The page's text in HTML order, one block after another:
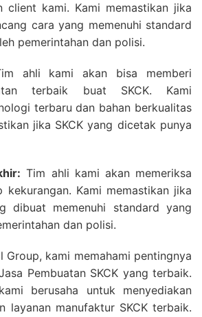
client kami. Kami memastikan jika
cara yang memenuhi standard
pemerintahan dan polisi.
ahli kami akan bisa memberi
terbaik buat SKCK. Kami
terbaru dan bahan berkualitas
jika SKCK yang dicetak punya
Tim ahli kami akan memeriksa
kekurangan. Kami memastikan jika
dibuat memenuhi standard yang
dan polisi.
Group, kami memahami pentingnya
Pembuatan SKCK yang terbaik.
berusaha untuk menyediakan
layanan manufaktur SKCK terbaik.